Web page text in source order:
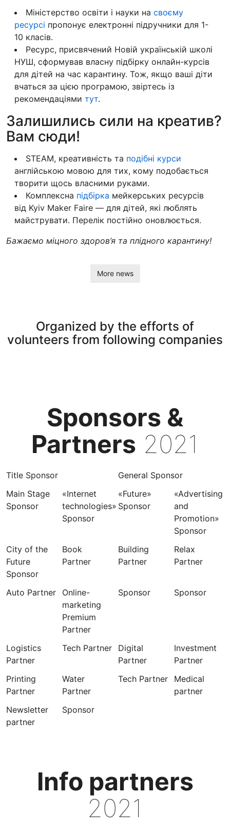
Міністерство освіти і науки на своєму
ресурсі пропонує електронні підручники для 1-
10 класів.
Ресурс, присвячений Новій українській школі
НУШ, сформував власну підбірку онлайн-курсів
для дітей на час карантину. Тож, якщо ваші діти
вчаться за цією програмою, звіртесь із
рекомендаціями тут.
Залишились сили на креатив?
Вам сюди!
STEAM, креативність та подібні курси
англійською мовою для тих, кому подобається
творити щось власними руками.
Комплексна підбірка мейкерських ресурсів
від Kyiv Maker Faire — для дітей, які люблять
майструвати. Перелік постійно оновлюється.
Бажаємо міцного здоров’я та плідного карантину!
More news
Organized by the efforts of
volunteers from following companies
Sponsors &
Partners 2021
Title Sponsor
General Sponsor
Main Stage
Sponsor
«Internet
technologies»
Sponsor
«Future»
Sponsor
«Advertising
and
Promotion»
Sponsor
City of the
Future
Sponsor
Book
Partner
Building
Partner
Relax
Partner
Auto Partner
Online-
marketing
Premium
Partner
Sponsor Sponsor
Logistics
Partner
Tech Partner
Digital
Partner
Investment
Partner
Printing
Partner
Water
Partner
Tech Partner
Medical
partner
Newsletter
partner
Sponsor
Info partners
2021